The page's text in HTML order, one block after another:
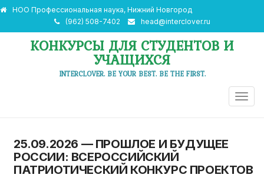
НОО Профессиональная наука, Нижний Новгород
(962) 508-7402
head@interclover.ru
КОНКУРСЫ ДЛЯ СТУДЕНТОВ И
УЧАЩИХСЯ
INTERCLOVER. BE YOUR BEST. BE THE FIRST.
25.09.2026 — ПРОШЛОЕ И БУДУЩЕЕ
РОССИИ: ВСЕРОССИЙСКИЙ
ПАТРИОТИЧЕСКИЙ КОНКУРС ПРОЕКТОВ